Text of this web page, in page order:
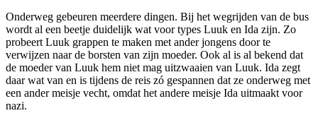
Onderweg gebeuren meerdere dingen. Bij het wegrijden van de bus
wordt al een beetje duidelijk wat voor types Luuk en Ida zijn. Zo
probeert Luuk grappen te maken met ander jongens door te
verwijzen naar de borsten van zijn moeder. Ook al is al bekend dat
de moeder van Luuk hem niet mag uitzwaaien van Luuk. Ida zegt
daar wat van en is tijdens de reis zó gespannen dat ze onderweg met
een ander meisje vecht, omdat het andere meisje Ida uitmaakt voor
nazi.